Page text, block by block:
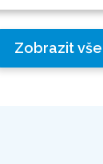
Zobrazit vše